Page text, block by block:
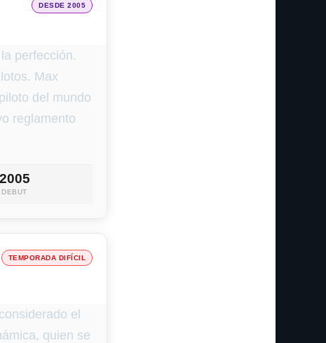
DESDE 2005
perfección.
Max
del mundo
reglamento
2005
DEBUT
TEMPORADA DIFÍCIL
el
quien se